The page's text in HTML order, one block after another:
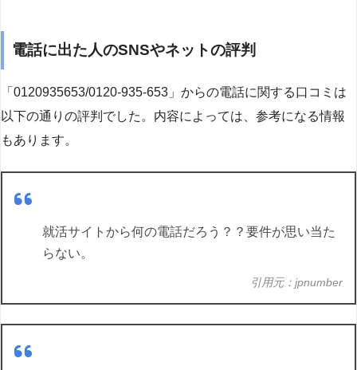
電話に出た人のSNSやネットの評判
「0120935653/0120-935-653」からの電話に関する口コミは
以下の通りの評判でした。内容によっては、参考になる情報
もあります。
就活サイトから何の電話だろう？？要件が思い当た
らない。
引用元：jpnumber